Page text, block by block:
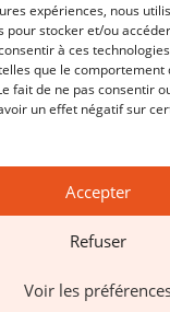
expériences, nous
pour stocker et/ou
à ces
que le comportement
fait de ne pas consentir
un effet négatif sur
Accepter
Refuser
Voir les